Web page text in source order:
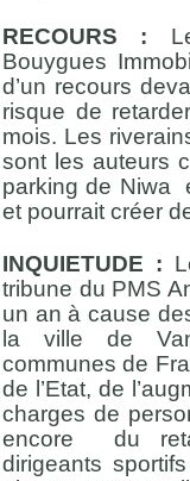
RECOURS :
Bouygues
d’un recours
risque de
mois. Les
sont les auteurs
parking de Niwa
et pourrait créer
INQUIETUDE :
tribune du PMS
un an à cause
la ville de
communes de
de l’Etat, de
charges de
encore du
dirigeants